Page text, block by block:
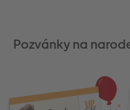
Pozvánky na